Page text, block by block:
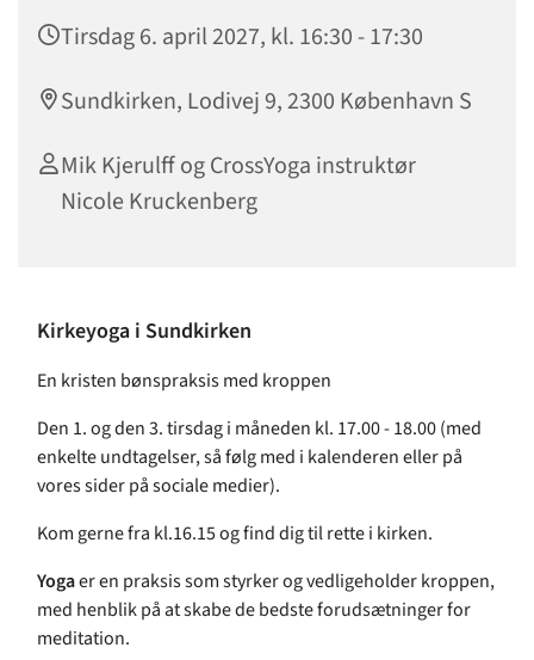
Tirsdag 6. april 2027, kl. 16:30 - 17:30
Sundkirken, Lodivej 9, 2300 København S
Mik Kjerulff og CrossYoga instruktør
Nicole Kruckenberg
Kirkeyoga i Sundkirken
En kristen bønspraksis med kroppen
Den 1. og den 3. tirsdag i måneden kl. 17.00 - 18.00 (med
enkelte undtagelser, så følg med i kalenderen eller på
vores sider på sociale medier).
Kom gerne fra kl.16.15 og find dig til rette i kirken.
Yogaer en praksis som styrker og vedligeholder kroppen,
med henblik på at skabe de bedste forudsætninger for
meditation.